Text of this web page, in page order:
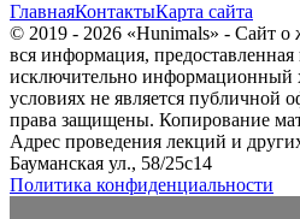
ГлавнаяКонтактыКарта сайта
© 2019 - 2026 «Hunimals» - Сайт о
вся информация,
исключительно информационный
условиях не является публичной
права защищены. Копирование
Адрес проведения лекций и
Бауманская ул., 58/25с14
Политика конфиденциальности